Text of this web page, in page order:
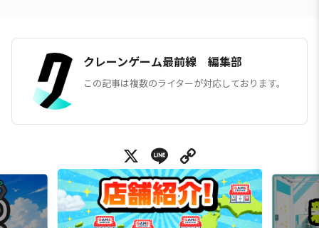
クレーンゲーム最前線 編集部
この記事は複数のライターが対応しております。
X Line